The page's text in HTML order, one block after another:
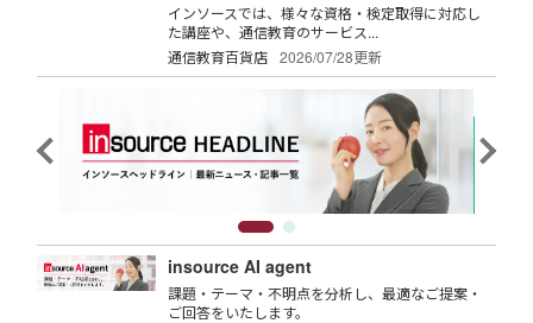
インソースでは、様々な資格・検定取得に対応し
た講座や、通信教育のサービス...
通信教育百貨店
2026/07/28更新
insource AI agent
課題・テーマ・不明点を分析し、最適なご提案・
ご回答をいたします。